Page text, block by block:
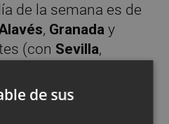
de la semana es de
, Granaday
(con Sevilla,
por partida doble y
de sus